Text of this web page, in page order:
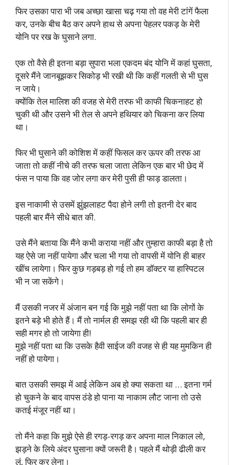
फिर उसका पारा भी जब अच्छा खासा चढ़ गया तो वह मेरी टांगें फैला
कर, उनके बीच बैठ कर अपने हाथ से अपना पेहलर पकड़ के मेरी
योनि पर रख के घुसाने लगा.
एक तो वैसे ही इतना बड़ा सुपारा भला एकदम बंद योनि में कहां घुसता,
दूसरे मैंने जानबूझकर सिकोड़ भी रखी थी कि कहीं गलती से भी घुस
न जाये।
क्योंकि तेल मालिश की वजह से मेरी तरफ भी काफी चिकनाहट हो
चुकी थी और उसने भी तेल से अपने हथियार को चिकना कर लिया
था।
फिर भी घुसाने की कोशिश में कहीं फिसल कर ऊपर की तरफ आ
जाता तो कहीं नीचे की तरफ चला जाता लेकिन एक बार भी छेद में
फंस न पाया कि वह जोर लगा कर मेरी पुसी ही फाड़ डालता।
इस नाकामी से उसमें झुंझलाहट पैदा होने लगी तो इतनी देर बाद
पहली बार मैंने सीधे बात की.
उसे मैंने बताया कि मैंने कभी कराया नहीं और तुम्हारा काफी बड़ा है तो
यह ऐसे जा नहीं पायेगा और चला भी गया तो वापसी में योनि ही बाहर
खींच लायेगा। फिर कुछ गड़बड़ हो गई तो हम डॉक्टर या हास्पिटल
भी न जा सकेंगे।
मैं उसकी नजर में अंजान बन गई कि मुझे नहीं पता था कि लोगों के
इतने बड़े भी होते हैं। मैं तो नार्मल ही समझ रही थी कि पहली बार ही
सही मगर हो तो जायेगा ही!
मुझे नहीं पता था कि उसके हैवी साईज की वजह से ही यह मुमकिन ही
नहीं हो पायेगा।
बात उसकी समझ में आई लेकिन अब हो क्या सकता था … इतना गर्म
हो चुकने के बाद वापस ठंडे हो पाना या नाकाम लौट जाना तो उसे
कतई मंजूर नहीं था।
तो मैंने कहा कि मुझे ऐसे ही रगड़-रगड़ कर अपना माल निकाल लो,
झड़ने के लिये अंदर घुसाना क्यों जरूरी है। पहले मैं थोड़ी ढीली कर
लूं, फिर कर लेना।